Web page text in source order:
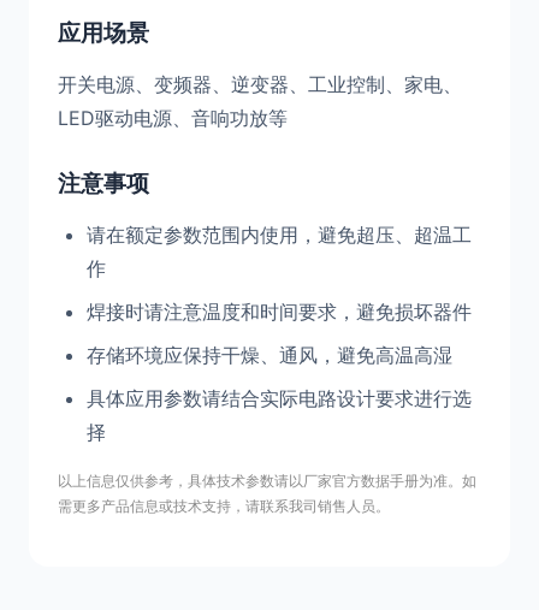
应用场景
开关电源、变频器、逆变器、工业控制、家电、
LED驱动电源、音响功放等
注意事项
请在额定参数范围内使用，避免超压、超温工
作
焊接时请注意温度和时间要求，避免损坏器件
存储环境应保持干燥、通风，避免高温高湿
具体应用参数请结合实际电路设计要求进行选
择
以上信息仅供参考，具体技术参数请以厂家官方数据手册为准。如
需更多产品信息或技术支持，请联系我司销售人员。